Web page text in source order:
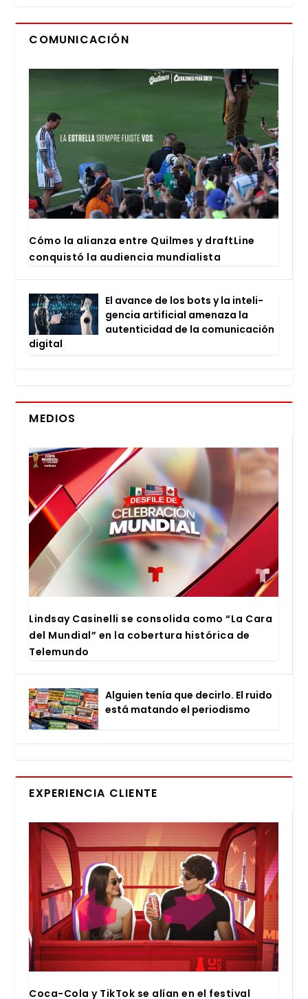
COMUNICACIÓN
Cómo la alian­za entre Quil­mes y draftLi­ne
con­quis­tó la audien­cia mun­dia­lis­ta
El avan­ce de los bots y la inte­li­
gen­cia arti­fi­cial ame­na­za la
auten­ti­ci­dad de la comu­ni­ca­ción
digi­tal
MEDIOS
Lind­say Casi­ne­lli se con­so­li­da como “La Cara
del Mun­dial” en la cober­tu­ra his­tó­ri­ca de
Tele­mun­do
Alguien tenía que decir­lo. El rui­do
está matan­do el perio­dis­mo
EXPERIENCIA CLIENTE
Coca-Cola y Tik­Tok se alían en el fes­ti­val